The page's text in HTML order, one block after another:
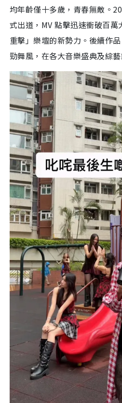
均年齡僅十多歲，青春無敵。
式出道，MV 點擊迅速衝破百
重擊」樂壇的新勢力。後續作
勁舞風，在各大音樂盛典及綜